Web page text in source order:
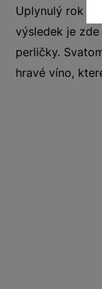
Uplynulý rok je
výsledek je
perličky.
hravé víno,